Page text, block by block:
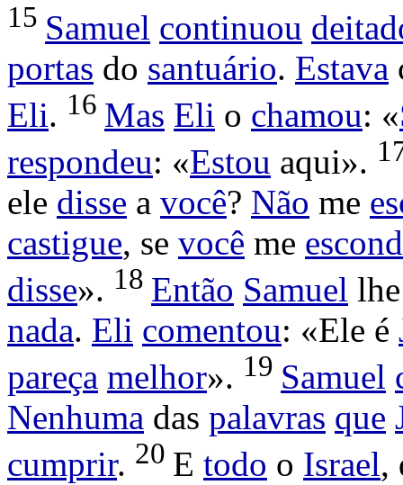
15 Samuel continuou
portas do santuário. Estava
Eli. 16 Mas Eli o chamou: «
respondeu: «Estou aqui».
ele disse a você? Não me
castigue, se você me
disse». 18 Então Samuel
nada. Eli comentou: «Ele é
pareça melhor». 19 Samuel
Nenhuma das palavras que
cumprir. 20 E todo o Israel,